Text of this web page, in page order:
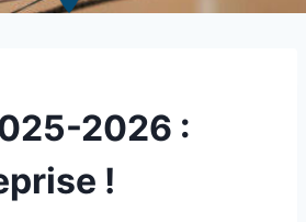
2026 :
!